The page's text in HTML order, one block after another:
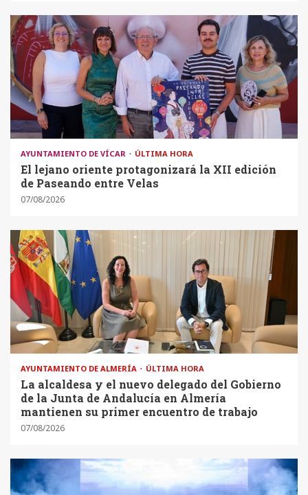
AYUNTAMIENTO DE VÍCAR ÚLTIMA HORA
El lejano oriente protagonizará la XII edición
de Paseando entre Velas
07/08/2026
AYUNTAMIENTO DE ALMERÍA ÚLTIMA HORA
La alcaldesa y el nuevo delegado del Gobierno
de la Junta de Andalucía en Almería
mantienen su primer encuentro de trabajo
07/08/2026